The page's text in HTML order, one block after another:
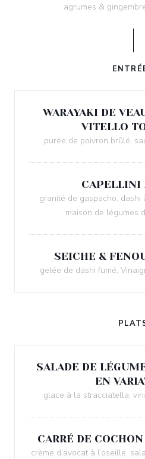
agrumes &
WARAYAKI DE
VITELLO
purée de poivron brûlé,
CAPELLINI
granité de gaspacho, dashi
maison de légumes
SEICHE &
gelée de dashi fumé,
SALADE DE
EN
glace à la stracciatella,
CARRÉ DE
crème d’avocat à l’oseille,